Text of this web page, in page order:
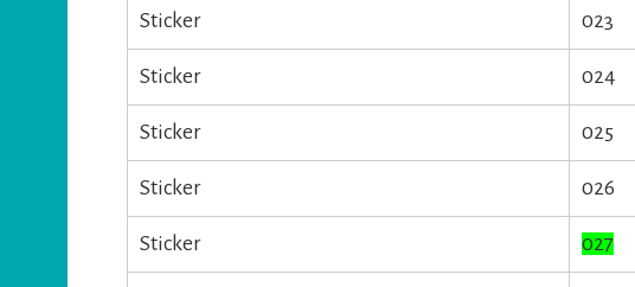
Sticker 023
Sticker 024
Sticker 025
Sticker 026
Sticker 027